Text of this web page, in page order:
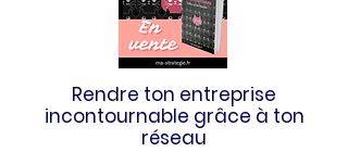
Rendre ton entreprise
incontournable grâce à ton
réseau